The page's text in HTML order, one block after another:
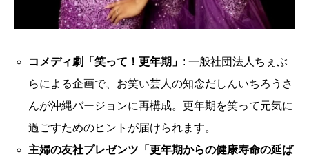
コメディ劇「笑って！更年期」 : 一般社団法人ちぇぶ
らによる企画で、お笑い芸人の知念だしんいちろうさ
んが沖縄バージョンに再構成。更年期を笑って元気に
過ごすためのヒントが届けられます。
主婦の友社プレゼンツ「更年期からの健康寿命の延ば